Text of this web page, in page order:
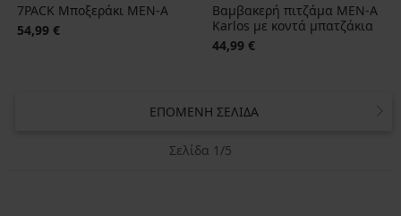
7PACK Μποξεράκι MEN-A
54,99 €
Βαμβακερή πιτζάμα MEN-A
Karlos με κοντά μπατζάκια
44,99 €
ΕΠΌΜΕΝΗ ΣΕΛΊΔΑ
Σελίδα 1/5